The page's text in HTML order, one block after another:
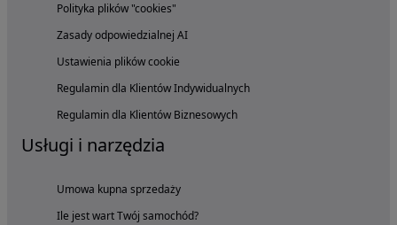
Polityka plików "cookies"
Zasady odpowiedzialnej AI
Ustawienia plików cookie
Regulamin dla Klientów Indywidualnych
Regulamin dla Klientów Biznesowych
Usługi i narzędzia
Umowa kupna sprzedaży
Ile jest wart Twój samochód?